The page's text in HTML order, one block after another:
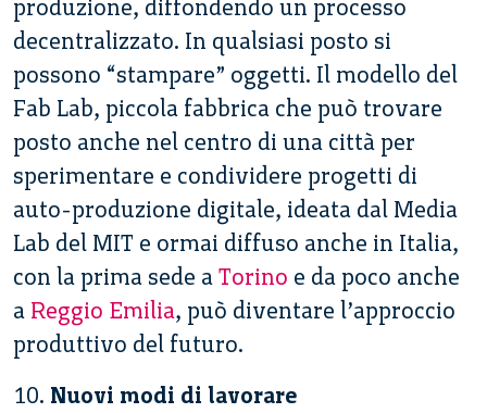
produzione, diffondendo un processo
decentralizzato. In qualsiasi posto si
possono “stampare” oggetti. Il modello del
Fab Lab, piccola fabbrica che può trovare
posto anche nel centro di una città per
sperimentare e condividere progetti di
auto-produzione digitale, ideata dal Media
Lab del MIT e ormai diffuso anche in Italia,
con la prima sede a Torino e da poco anche
a Reggio Emilia, può diventare l’approccio
produttivo del futuro.
10. Nuovi modi di lavorare